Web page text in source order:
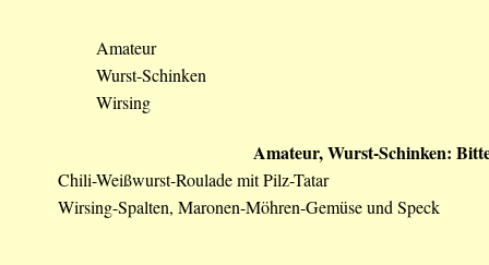
Amateur
Wurst-Schinken
Wirsing
Amateur, Wurst-Schinken:
Chili-Weißwurst-Roulade mit Pilz-Tatar
Wirsing-Spalten, Maronen-Möhren-Gemüse und Speck